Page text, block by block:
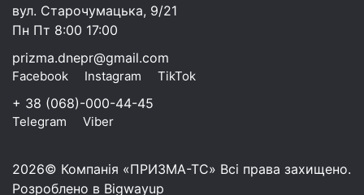
вул. Старочумацька, 9/21
Пн Пт 8:00 17:00
prizma.dnepr@gmail.com
Facebook Instagram TikTok
+ 38 (068)-000-44-45
Telegram Viber
2026© Компанія «ПРИЗМА-ТС» Всі права захищено.
Розроблено в Bigwayup